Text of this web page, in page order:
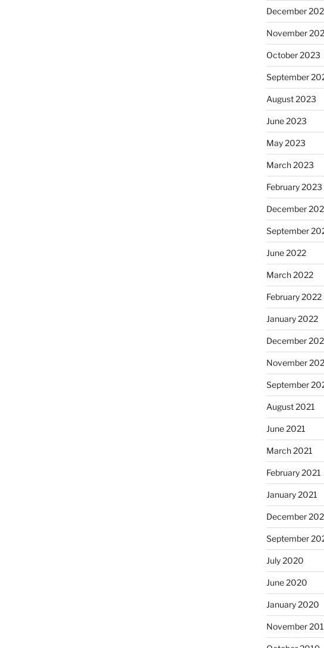
December
November
October 2023
September
August 2023
June 2023
May 2023
March 2023
February 2023
December
September
June 2022
March 2022
February 2022
January 2022
December
November
September
August 2021
June 2021
March 2021
February 2021
January 2021
December
September
July 2020
June 2020
January 2020
November